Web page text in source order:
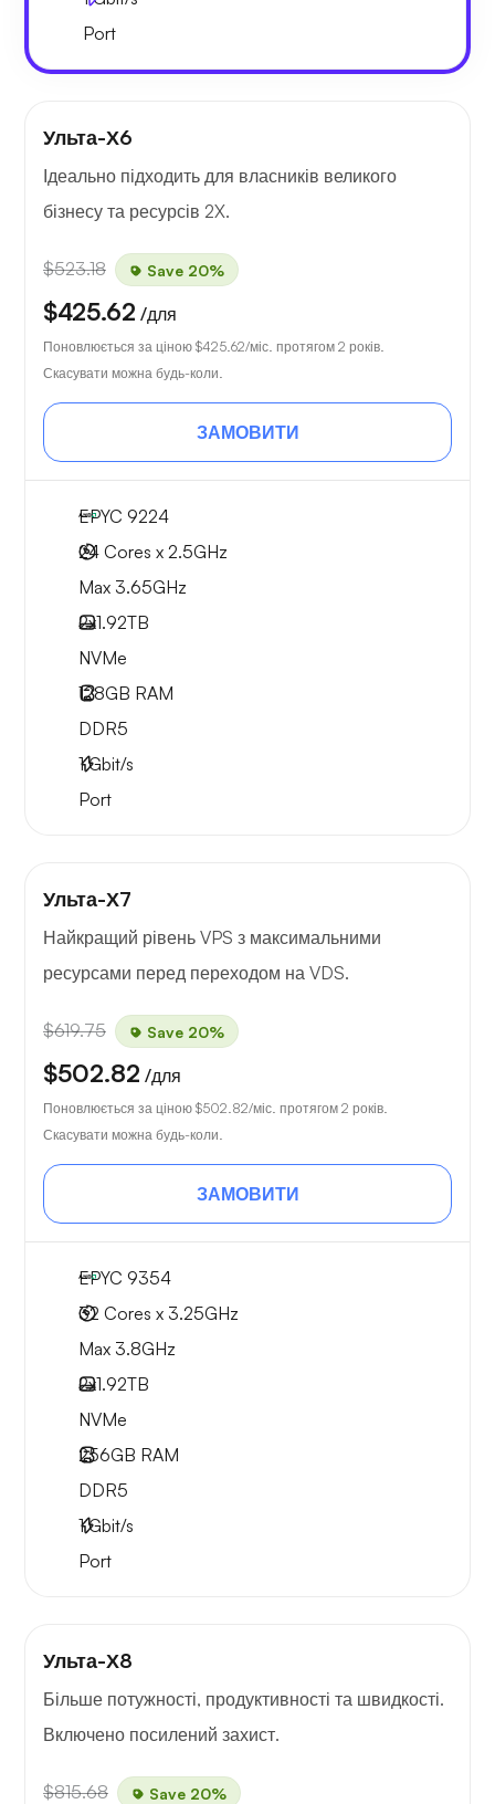
Port
Ульта-Х6
Ідеально підходить для власників великого
бізнесу та ресурсів 2X.
$523.18 Save 20%
$425.62 /для
Поновлюється за ціною $425.62/міс. протягом 2 років.
Скасувати можна будь-коли.
ЗАМОВИТИ
EPYC 9224
24 Cores x 2.5GHz
Max 3.65GHz
2x1.92TB
NVMe
128GB RAM
DDR5
1Gbit/s
Port
Ульта-Х7
Найкращий рівень VPS з максимальними
ресурсами перед переходом на VDS.
$619.75 Save 20%
$502.82 /для
Поновлюється за ціною $502.82/міс. протягом 2 років.
Скасувати можна будь-коли.
ЗАМОВИТИ
EPYC 9354
32 Cores x 3.25GHz
Max 3.8GHz
2x1.92TB
NVMe
256GB RAM
DDR5
1Gbit/s
Port
Ульта-Х8
Більше потужності, продуктивності та швидкості.
Включено посилений захист.
$815.68 Save 20%